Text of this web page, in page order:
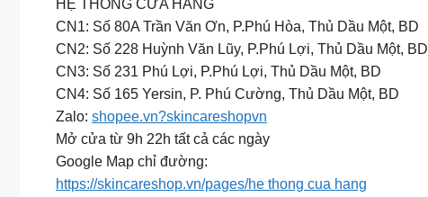
HỆ THỐNG CỬA HÀNG
CN1: Số 80A Trần Văn Ơn, P.Phú Hòa, Thủ Dầu Một, BD
CN2: Số 228 Huỳnh Văn Lũy, P.Phú Lợi, Thủ Dầu Một, BD
CN3: Số 231 Phú Lợi, P.Phú Lợi, Thủ Dầu Một, BD
CN4: Số 165 Yersin, P. Phú Cường, Thủ Dầu Một, BD
Zalo: shopee.vn?skincareshopvn
Mở cửa từ 9h 22h tất cả các ngày
Google Map chỉ đường:
https://skincareshop.vn/pages/he thong cua hang